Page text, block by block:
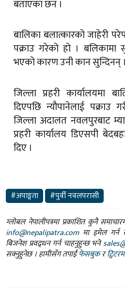
बताएका छन ।
बालिका बलात्कारको जाहेरी
पक्राउ गरेको हो । बलिकामा
भएको कारण उनी कान सुन्दिनन् ।
जिल्ला प्रहरी कार्यालयमा
दिएपछि न्यौपानेलाई पक्राउ
जिल्ला अदालत नवलपुरबाट
प्रहरी कार्यालय डिएसपी
दिए ।
#अपाङ्गता
#पुर्वी नवलपरासी
ग्लोबल नेपालीपत्रमा प्रकाशित कुनै
info@nepalipatra.comमा इमेल गर्न
बिजनेश प्रवद्र्धन गर्न चाहनुहुन्छ भने
सक्नुहुनेछ । हामीसँग तपाईंफेसबुकर